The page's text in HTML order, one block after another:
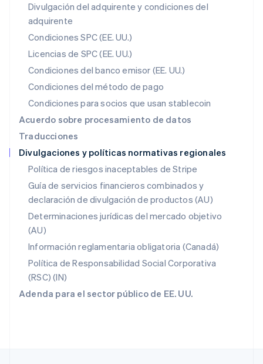
Divulgación del adquirente y condiciones del
adquirente
Condiciones SPC (EE. UU.)
Licencias de SPC (EE. UU.)
Condiciones del banco emisor (EE. UU.)
Condiciones del método de pago
Condiciones para socios que usan stablecoin
Acuerdo sobre procesamiento de datos
Traducciones
Divulgaciones y políticas normativas regionales
Política de riesgos inaceptables de Stripe
Guía de servicios financieros combinados y
declaración de divulgación de productos (AU)
Determinaciones jurídicas del mercado objetivo
(AU)
Información reglamentaria obligatoria (Canadá)
Política de Responsabilidad Social Corporativa
(RSC) (IN)
Adenda para el sector público de EE. UU.
FrançaisDeutschEnglish
Malasia
English简体中文
English
México
Noruega
English
Nueva Zelanda
Países Bajos
NederlandsEnglish
Polonia
Portugal
PortuguêsEnglish
RAE de Hong Kong, China
English
English
República Checa
English
English